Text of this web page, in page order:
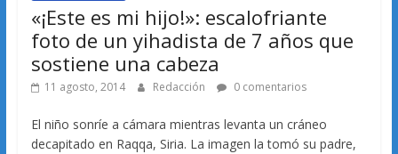
«¡Este es mi hijo!»: escalofriante
foto de un yihadista de 7 años que
sostiene una cabeza
11 agosto, 2014 Redacción 0 comentarios
El niño sonríe a cámara mientras levanta un cráneo
decapitado en Raqqa, Siria. La imagen la tomó su padre,